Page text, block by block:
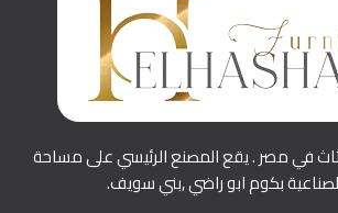
في مصر . يقع المصنع الرئيسي على مساحة